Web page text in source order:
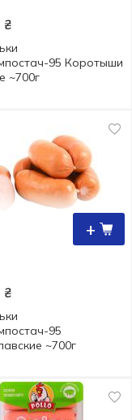
₴
95 Коротыши
~700г
+
₴
95
~700г